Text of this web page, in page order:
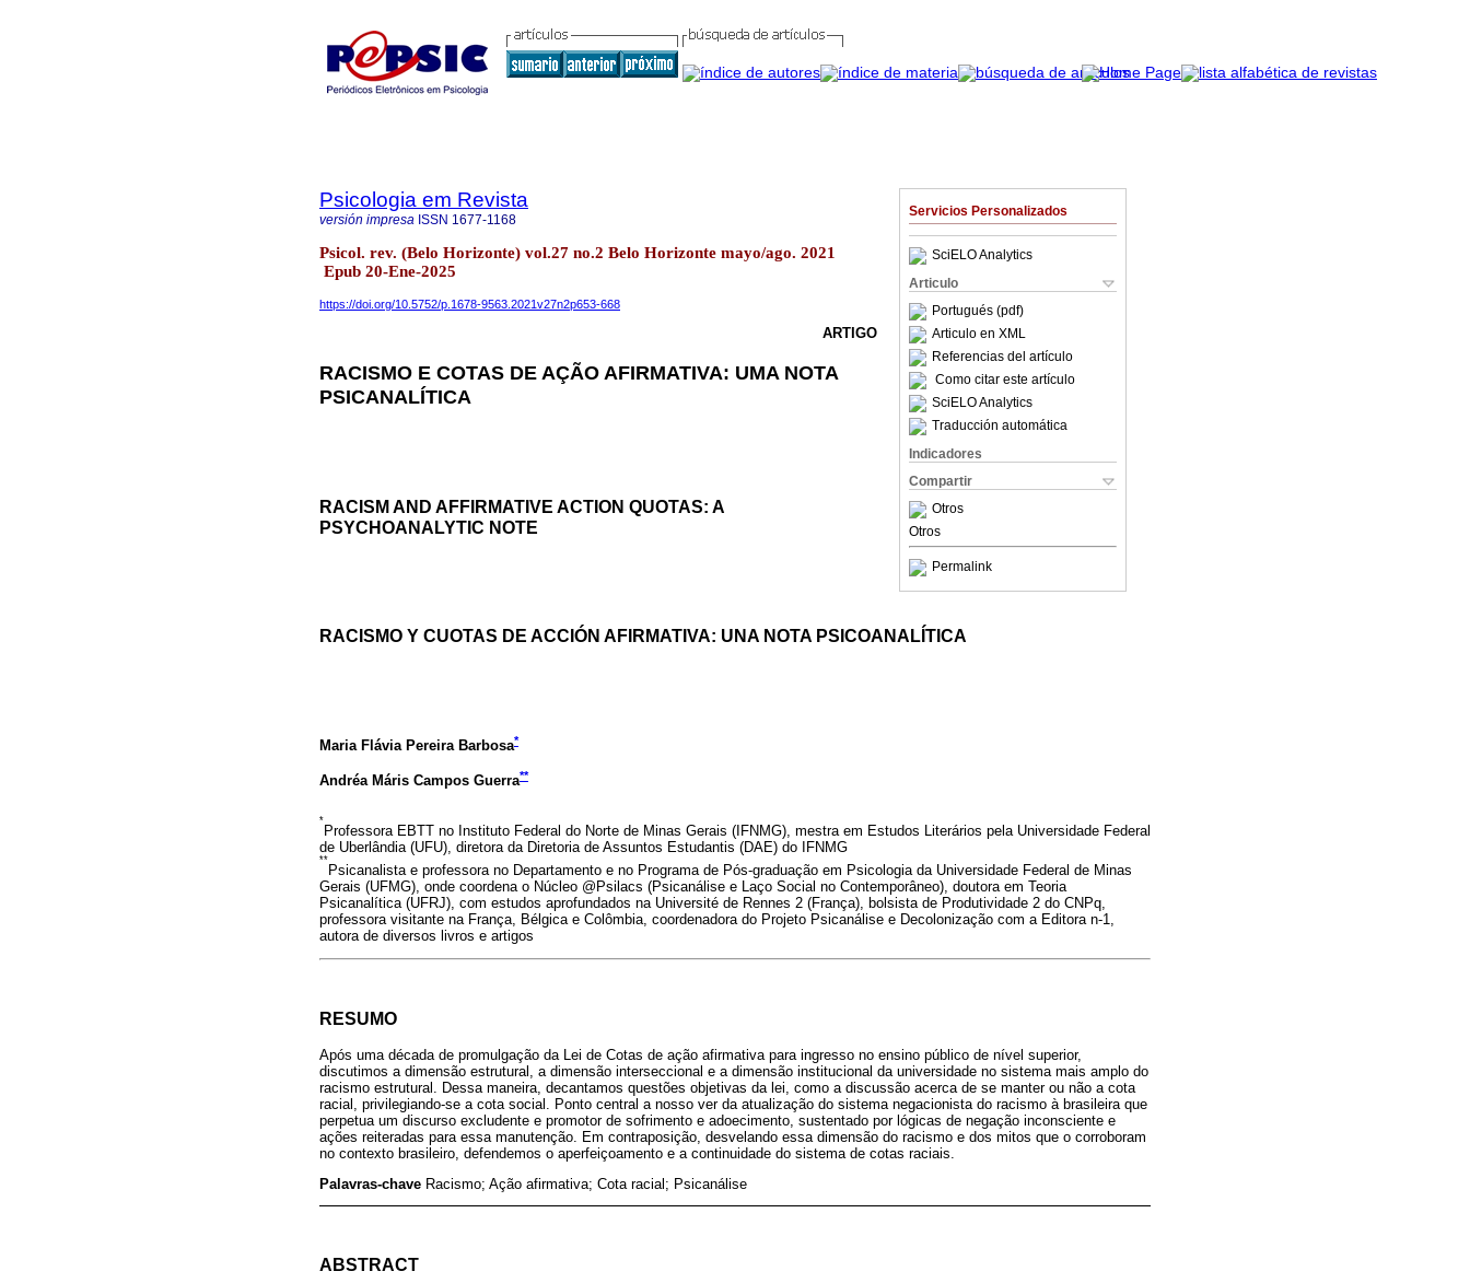
Servicios Personalizados
SciELO Analytics
Articulo
Portugués (pdf)
Articulo en XML
Referencias del artículo
Como citar este artículo
SciELO Analytics
Traducción automática
Indicadores
Compartir
Otros
Otros
Permalink
Psicologia em Revista
versión impresa ISSN 1677-1168
Psicol. rev. (Belo Horizonte) vol.27 no.2 Belo Horizonte mayo/ago. 2021
Epub 20-Ene-2025
https://doi.org/10.5752/p.1678-9563.2021v27n2p653-668
ARTIGO
RACISMO E COTAS DE AÇÃO AFIRMATIVA: UMA NOTA
PSICANALÍTICA
RACISM AND AFFIRMATIVE ACTION QUOTAS: A
PSYCHOANALYTIC NOTE
RACISMO Y CUOTAS DE ACCIÓN AFIRMATIVA: UNA NOTA PSICOANALÍTICA
Maria Flávia Pereira Barbosa*
Andréa Máris Campos Guerra**
*
Professora EBTT no Instituto Federal do Norte de Minas Gerais (IFNMG), mestra em Estudos Literários pela Universidade Federal
de Uberlândia (UFU), diretora da Diretoria de Assuntos Estudantis (DAE) do IFNMG
**
Psicanalista e professora no Departamento e no Programa de Pós-graduação em Psicologia da Universidade Federal de Minas
Gerais (UFMG), onde coordena o Núcleo @Psilacs (Psicanálise e Laço Social no Contemporâneo), doutora em Teoria
Psicanalítica (UFRJ), com estudos aprofundados na Université de Rennes 2 (França), bolsista de Produtividade 2 do CNPq,
professora visitante na França, Bélgica e Colômbia, coordenadora do Projeto Psicanálise e Decolonização com a Editora n-1,
autora de diversos livros e artigos
RESUMO
Após uma década de promulgação da Lei de Cotas de ação afirmativa para ingresso no ensino público de nível superior,
discutimos a dimensão estrutural, a dimensão interseccional e a dimensão institucional da universidade no sistema mais amplo do
racismo estrutural. Dessa maneira, decantamos questões objetivas da lei, como a discussão acerca de se manter ou não a cota
racial, privilegiando-se a cota social. Ponto central a nosso ver da atualização do sistema negacionista do racismo à brasileira que
perpetua um discurso excludente e promotor de sofrimento e adoecimento, sustentado por lógicas de negação inconsciente e
ações reiteradas para essa manutenção. Em contraposição, desvelando essa dimensão do racismo e dos mitos que o corroboram
no contexto brasileiro, defendemos o aperfeiçoamento e a continuidade do sistema de cotas raciais.
Palavras-chave Racismo; Ação afirmativa; Cota racial; Psicanálise
ABSTRACT